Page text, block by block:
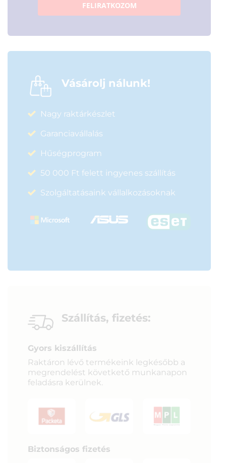
FELIRATKOZOM
Vásárolj nálunk!
Nagy raktárkészlet
Garanciavállalás
Hűségprogram
50 000 Ft felett ingyenes szállítás
Szolgáltatásaink vállalkozásoknak
Szállítás, fizetés:
Gyors kiszállítás
Raktáron lévő termékeink legkésőbb a
megrendelést követkető munkanapon
feladásra kerülnek.
Biztonságos fizetés